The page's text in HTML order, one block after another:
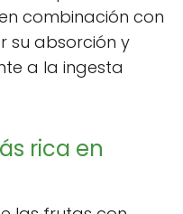
combinación con
su absorción y
a la ingesta
rica en